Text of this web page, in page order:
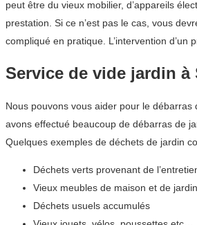
peut être du vieux mobilier, d’appareils
prestation. Si ce n’est pas le cas, vous
compliqué en pratique. L’intervention
Service de vide jardin à
Nous pouvons vous aider pour le
avons effectué beaucoup de débarras de
Quelques exemples de déchets de jardin
Déchets verts provenant de
Vieux meubles de maison et de jardin
Déchets usuels accumulés